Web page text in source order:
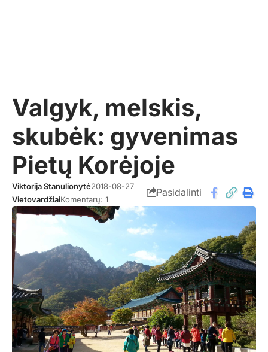
Valgyk, melskis,
skubėk: gyvenimas
Pietų Korėjoje
Viktorija Stanulionytė2018-08-27
VietovardžiaiKomentarų: 1
Pasidalinti